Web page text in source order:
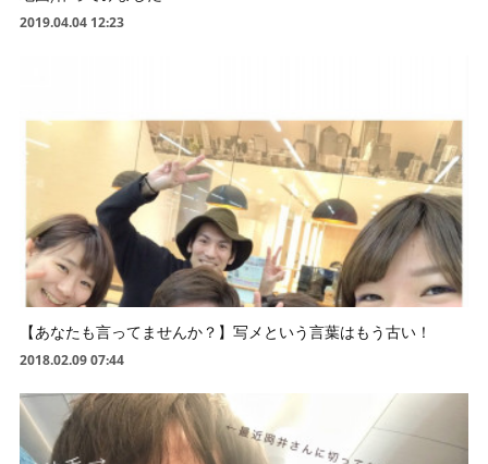
2019.04.04 12:23
【あなたも言ってませんか？】写メという言葉はもう古い！
2018.02.09 07:44